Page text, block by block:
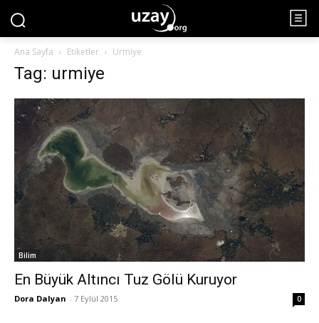
Ana Sayfa Etiketler Urmiye
Tag: urmiye
Bilim
En Büyük Altıncı Tuz Gölü Kuruyor
Dora Dalyan - 7 Eylül 2015 0